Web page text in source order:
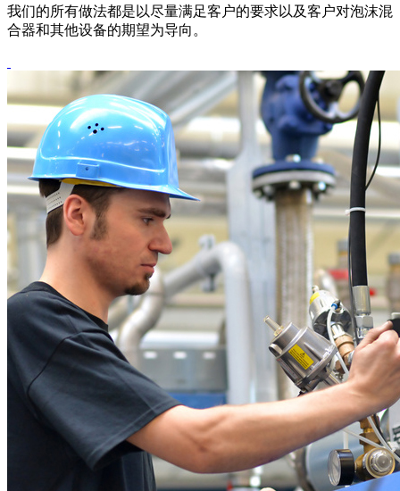
我们的所有做法都是以尽量满足客户的要求以及客户对泡沫混
合器和其他设备的期望为导向。